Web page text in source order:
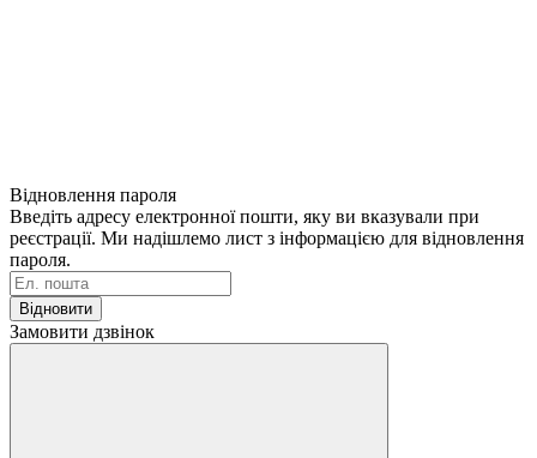
Відновлення пароля
Введіть адресу електронної пошти, яку ви вказували при
реєстрації. Ми надішлемо лист з інформацією для відновлення
пароля.
Відновити
Замовити дзвінок